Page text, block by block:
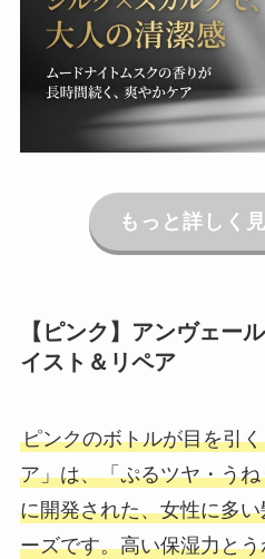
もっと 詳しく
【ピンク】 アンヴェー
イスト＆リペア
ピンクのボトルが目を引
ア」は、「ぷるツヤ・う
に開発された、女性に多
ーズです。高い保湿力と